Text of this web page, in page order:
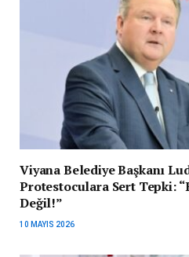
Viyana Belediye Başkanı
Protestoculara Sert Tepki:
Değil!”
10 MAYIS 2026